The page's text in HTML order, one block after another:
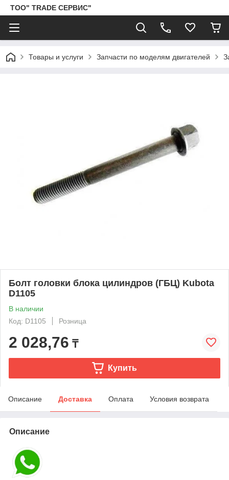
ТОО" TRADE СЕРВИС"
Товары и услуги Запчасти по моделям двигателей
Болт головки блока цилиндров (ГБЦ) Kubota
D1105
В наличии
Код: D1105
Розница
2 028,76 ₸
Купить
Описание Доставка Оплата Условия возврата
Описание